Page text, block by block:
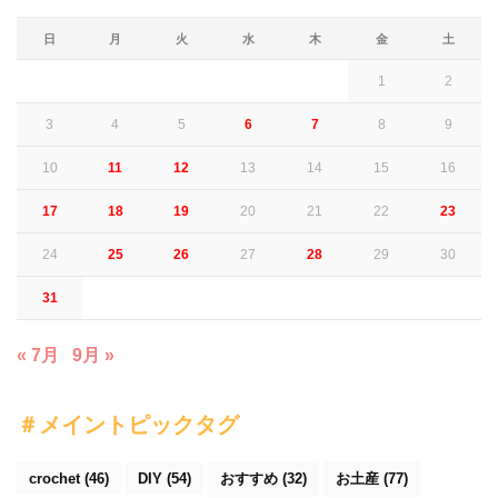
日 月 火 水 木 金 土
1 2
3 4 5 6 7 8 9
10 11 12 13 14 15 16
17 18 19 20 21 22 23
24 25 26 27 28 29 30
31
« 7月 9月 »
＃メイントピックタグ
crochet(46) DIY (54) おすすめ (32) お土産 (77)